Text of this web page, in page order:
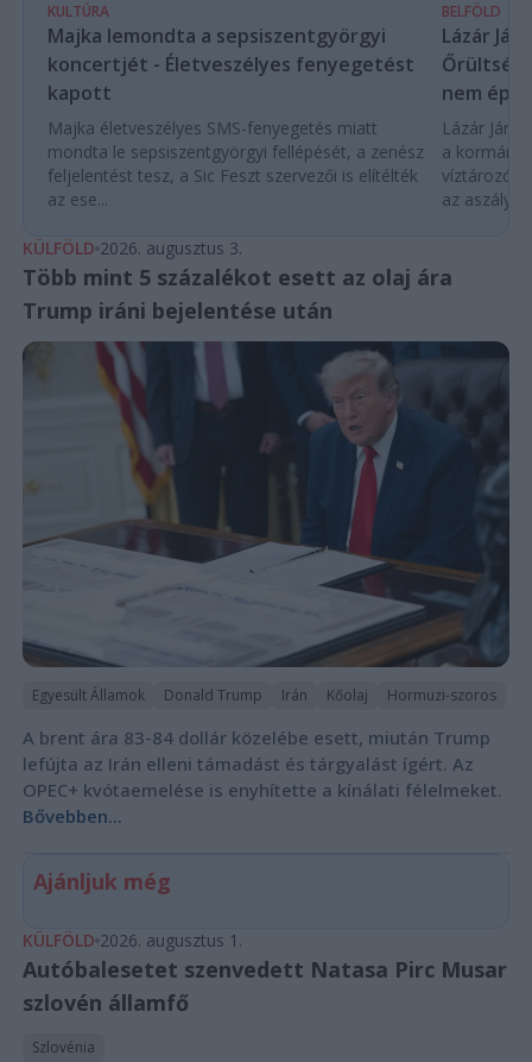
KULTÚRA
Majka lemondta a sepsiszentgyörgyi
koncertjét - Életveszélyes fenyegetést
kapott
Majka életveszélyes SMS-fenyegetés miatt
mondta le sepsiszentgyörgyi fellépését, a zenész
feljelentést tesz, a Sic Feszt szervezői is elítélték
az ese...
BELFÖLD
Lázár
Őrültség
nem
Lázár
a kormány
az
KÜLFÖLD 2026. augusztus 3.
Több mint 5 százalékot esett az olaj ára
Trump iráni bejelentése után
Egyesült Államok Donald Trump Irán Kőolaj Hormuzi-szoros
A brent ára 83-84 dollár közelébe esett, miután Trump
lefújta az Irán elleni támadást és tárgyalást ígért. Az
OPEC+ kvótaemelése is enyhítette a kínálati félelmeket.
Bővebben...
Ajánljuk még
KÜLFÖLD 2026. augusztus 1.
Autóbalesetet szenvedett Natasa Pirc Musar
szlovén államfő
Szlovénia